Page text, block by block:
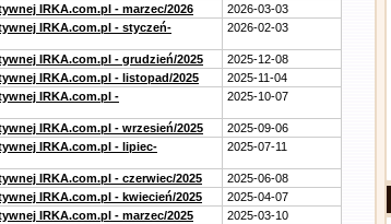
IRKA.com.pl - marzec/2026
2026-03-03
IRKA.com.pl - styczeń-
2026-02-03
IRKA.com.pl - grudzień/2025
2025-12-08
IRKA.com.pl - listopad/2025
2025-11-04
IRKA.com.pl -
2025-10-07
IRKA.com.pl - wrzesień/2025
2025-09-06
IRKA.com.pl - lipiec-
2025-07-11
IRKA.com.pl - czerwiec/2025
2025-06-08
IRKA.com.pl - kwiecień/2025
2025-04-07
IRKA.com.pl - marzec/2025
2025-03-10